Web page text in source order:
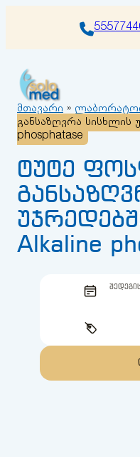
მთავარი »
განსაზღვრა სისხლის
phosphatase
ტუტე
Alkaline